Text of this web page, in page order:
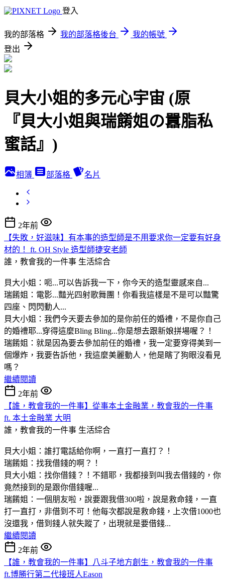
登入
我的部落格 我的部落格後台
我的帳號
登出
貝大小姐的多元心宇宙 (原
『貝大小姐與瑞餚姐の囂脂私
蜜話』)
相簿 部落格 名片
2年前
【失敗，好滋味】有本事的造型師是不用要求你一定要有好身
材的！ ft. OH Style 造型師捷安老師
誰，教會我的一件事 生活綜合
貝大小姐：呃...可以告訴我一下，你今天的造型靈感來自...
瑞餚姐：電影...豔光四射歌舞團！你看我這樣是不是可以豔驚
四座、閃閃動人...
貝大小姐：我們今天要去參加的是你前任的婚禮，不是你自己
的婚禮耶...穿得這麼Bling Bling...你是想去跟新娘拼場喔？！
瑞餚姐：就是因為要去參加前任的婚禮，我一定要穿得美到一
個爆炸，我要告訴他，我這麼美麗動人，他是瞎了狗眼沒看見
嗎？
繼續閱讀
2年前
【誰，教會我的一件事】從事本土金融業，教會我的一件事
ft. 本土金融業 大明
誰，教會我的一件事 生活綜合
貝大小姐：誰打電話給你啊，一直打一直打？！
瑞餚姐：找我借錢的啊？！
貝大小姐：找你借錢？！不錯耶，我都接到叫我去借錢的，你
竟然接到的是跟你借錢喔...
瑞餚姐：一個朋友啦，說要跟我借300啦，說是救命錢，一直
打一直打，非借到不可！他每次都說是救命錢，上次借1000也
沒還我，借到錢人就失蹤了，出現就是要借錢...
繼續閱讀
2年前
【誰，教會我的一件事】八斗子地方創生，教會我的一件事
ft.博勝行第二代接班人Eason